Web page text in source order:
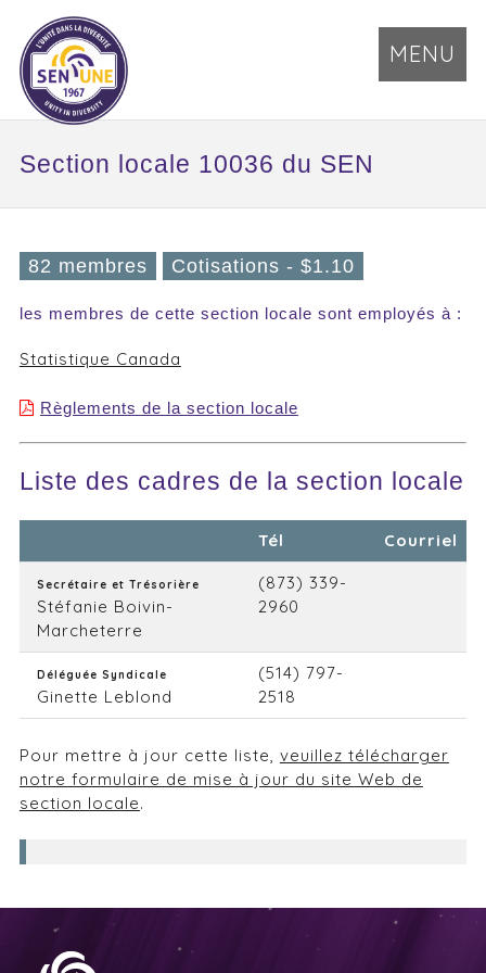
MENU
Section locale 10036 du SEN
82 membres Cotisations - $1.10
les membres de cette section locale sont employés à :
Statistique Canada
Règlements de la section locale
Liste des cadres de la section locale
Tél Courriel
Secrétaire et Trésorière
Stéfanie Boivin-
Marcheterre
(873) 339-
2960
Déléguée Syndicale
Ginette Leblond
(514) 797-
2518
Pour mettre à jour cette liste, veuillez télécharger
notre formulaire de mise à jour du site Web de
section locale.